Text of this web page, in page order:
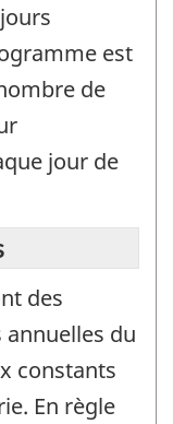
est
de
jour de
des
du
constants
En règle